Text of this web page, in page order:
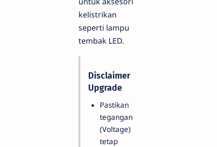
kelistrikan
seperti lampu
tembak LED.
Disclaimer
Upgrade
Pastikan
tegangan
(Voltage)
tetap